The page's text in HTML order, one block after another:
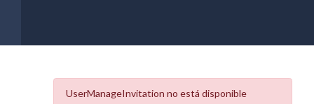
UserManageInvitation no está disponible